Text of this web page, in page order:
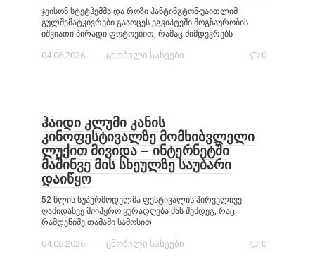
ჯეისონ სტეტჰემმა და როზი ჰანტინგტონ-უაითლიმ
გულშემატკივრები გააოცეს ეგვიპტეში მოგზაურობის
იშვიათი პირადი ფოტოებით, რამაც მიმდევრებს
04.06.2026 ცნობილი სახეები 0
ჰაიდი კლუმი კანის
კინოფესტივალზე მომხიბვლელი
ლუქით მივიდა – ინტერნეტში
მაშინვე მის სხეულზე საუბარი
დაიწყო
52 წლის სუპერმოდელმა ფესტივალის პირველივე
ღამიდანვე მიიპყრო ყურადღება მას შემდეგ, რაც
რამდენიმე თამამი სამოსით
04.06.2026 ცნობილი სახეები 0